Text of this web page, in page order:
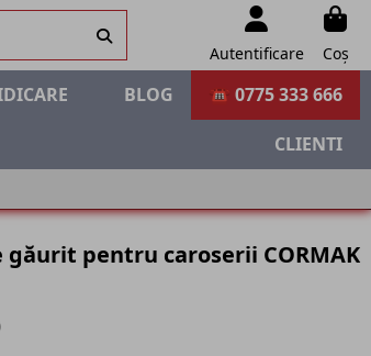
Autentificare Coș
☎ 0775 333 666
BLOG
CLIENTI
găurit pentru caroserii CORMAK